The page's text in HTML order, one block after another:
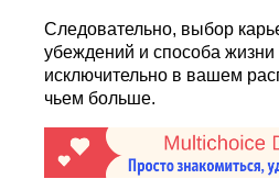
Следовательно, выбор
убеждений и способа жизни
исключительно в вашем
чьем больше.